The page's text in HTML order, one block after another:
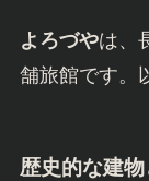
よろづやは、
舗旅館です。
歴史的な建